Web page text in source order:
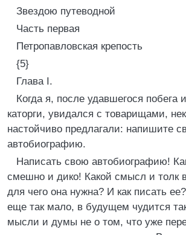
Звездою путеводной
Часть первая
Петропавловская крепость
{5}
Глава I.
Когда я, после удавшегося побега
каторги, увидался с товарищами,
настойчиво предлагали: напишите
автобиографию.
Написать свою автобиографию!
смешно и дико! Какой смысл и толк
для чего она нужна? И как писать
еще так мало, в будущем чудится
мысли и думы не о том, что уже